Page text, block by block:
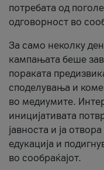
потребата од
одговорност во
За само неколку
кампањата беше
пораката
споделувања и
во медиумите.
иницијативата
јавноста и ја
едукација и
во сообраќајот.